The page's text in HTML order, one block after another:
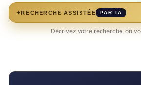
✦RECHERCHE ASSISTÉE PAR IA
Décrivez votre recherche, on